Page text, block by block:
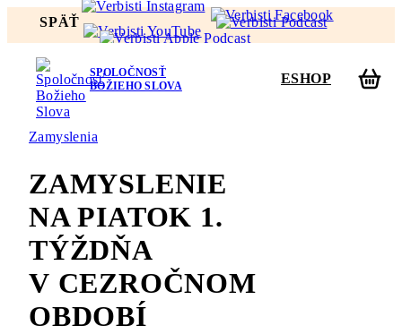
SPÄŤ
SPOLOČNOSŤ
BOŽIEHO SLOVA
ESHOP
Zamyslenia
ZAMYSLENIE
NA PIATOK 1.
TÝŽDŇA
V CEZROČNOM
OBDOBÍ